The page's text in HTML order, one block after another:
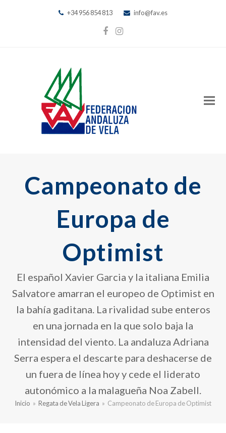
+34 956 854 813 info@fav.es
Facebook
Instagram
Campeonato de
Europa de
Optimist
El español Xavier Garcia y la italiana Emilia
Salvatore amarran el europeo de Optimist en
la bahía gaditana. La rivalidad sube enteros
en una jornada en la que solo baja la
intensidad del viento. La andaluza Adriana
Serra espera el descarte para deshacerse de
un fuera de línea hoy y cede el liderato
autonómico a la malagueña Noa Zabell.
Inicio » Regata de Vela Ligera » Campeonato de Europa de Optimist